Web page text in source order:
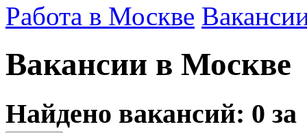
Работа в Москве
Вакансии в Москве
Найдено вакансий: 0 за